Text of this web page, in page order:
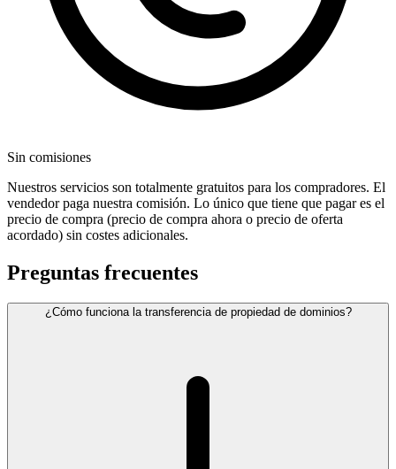
Sin comisiones
Nuestros servicios son totalmente gratuitos para los compradores. El
vendedor paga nuestra comisión. Lo único que tiene que pagar es el
precio de compra (precio de compra ahora o precio de oferta
acordado) sin costes adicionales.
Preguntas frecuentes
¿Cómo funciona la transferencia de propiedad de dominios?